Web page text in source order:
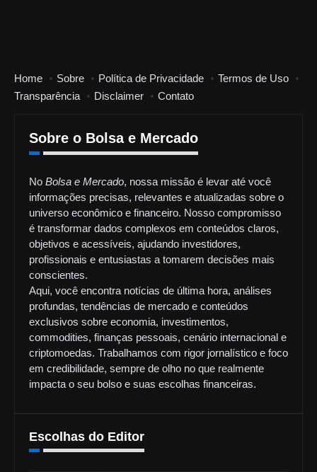
Home Sobre Política de Privacidade
Termos de Uso
Transparência
Disclaimer Contato
Sobre o Bolsa e Mercado
No Bolsa e Mercado, nossa missão é levar até você
informações precisas, relevantes e atualizadas sobre o
universo econômico e financeiro. Nosso compromisso
é transformar dados complexos em conteúdos claros,
objetivos e acessíveis, ajudando investidores,
profissionais e entusiastas a tomarem decisões mais
conscientes.
Aqui, você encontra notícias de última hora, análises
profundas, tendências de mercado e conteúdos
exclusivos sobre economia, investimentos,
commodities, finanças pessoais, cenário internacional e
criptomoedas. Trabalhamos com rigor jornalístico e foco
em credibilidade, sempre de olho no que realmente
impacta o seu bolso e suas escolhas financeiras.
Escolhas do Editor